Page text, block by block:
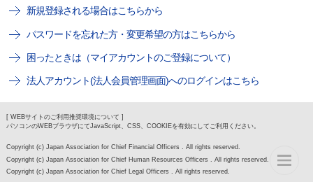
新規登録される場合はこちらから
パスワードを忘れた方・変更希望の方はこちらから
困ったときは（マイアカウントのご登録について）
法人アカウント(法人会員管理画面)へのログインはこちら
[ WEBサイトのご利用推奨環境について ]
パソコンのWEBブラウザにてJavaScript、CSS、COOKIEを有効にしてご利用ください。
Copyright (c) Japan Association for Chief Financial Officers . All rights reserved.
Copyright (c) Japan Association for Chief Human Resources Officers . All rights reserved.
Copyright (c) Japan Association for Chief Legal Officers . All rights reserved.